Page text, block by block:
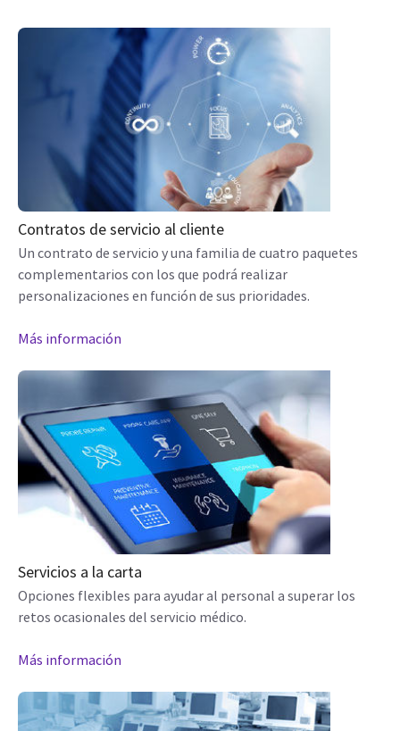
Contratos de servicio al cliente
Un contrato de servicio y una familia de cuatro paquetes
complementarios con los que podrá realizar
personalizaciones en función de sus prioridades.
Más información
Servicios a la carta
Opciones flexibles para ayudar al personal a superar los
retos ocasionales del servicio médico.
Más información